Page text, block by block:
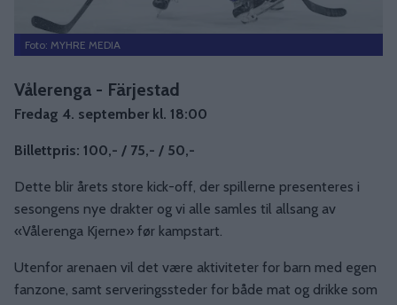
Foto: MYHRE MEDIA
Vålerenga - Färjestad
Fredag 4. september kl. 18:00
Billettpris: 100,- / 75,- / 50,-
Dette blir årets store kick-off, der spillerne presenteres i
sesongens nye drakter og vi alle samles til allsang av
«Vålerenga Kjerne» før kampstart.
Utenfor arenaen vil det være aktiviteter for barn med egen
fanzone, samt serveringssteder for både mat og drikke som